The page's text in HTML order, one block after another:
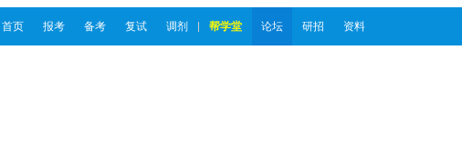
首页 报考 备考 复试 调剂 帮学堂 论坛 研招 资料